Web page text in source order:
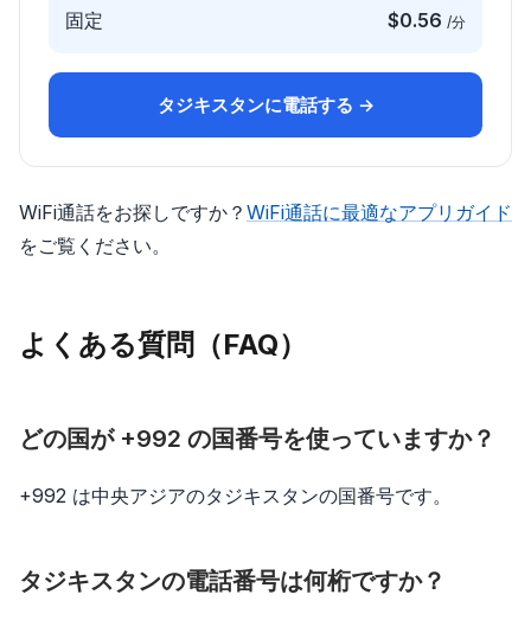
固定 $0.56 /分
タジキスタンに電話する →
WiFi通話をお探しですか？ WiFi通話に最適なアプリガイド
をご覧ください。
よくある質問（FAQ）
どの国が +992 の国番号を使っていますか？
+992 は中央アジアのタジキスタンの国番号です。
タジキスタンの電話番号は何桁ですか？